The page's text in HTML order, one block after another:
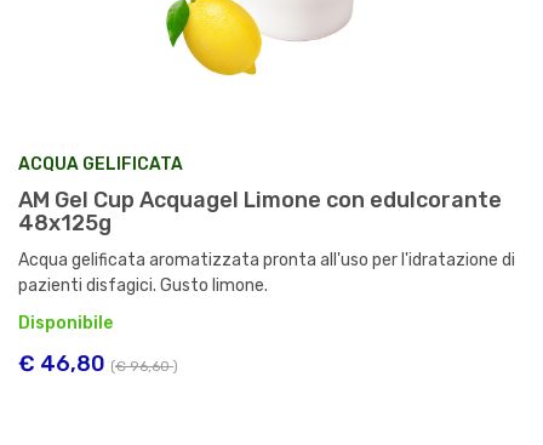
ACQUA GELIFICATA
AM Gel Cup Acquagel Limone con edulcorante
48x125g
Acqua gelificata aromatizzata pronta all'uso per l'idratazione di
pazienti disfagici. Gusto limone.
Disponibile
€ 46,80 (€ 96,60)